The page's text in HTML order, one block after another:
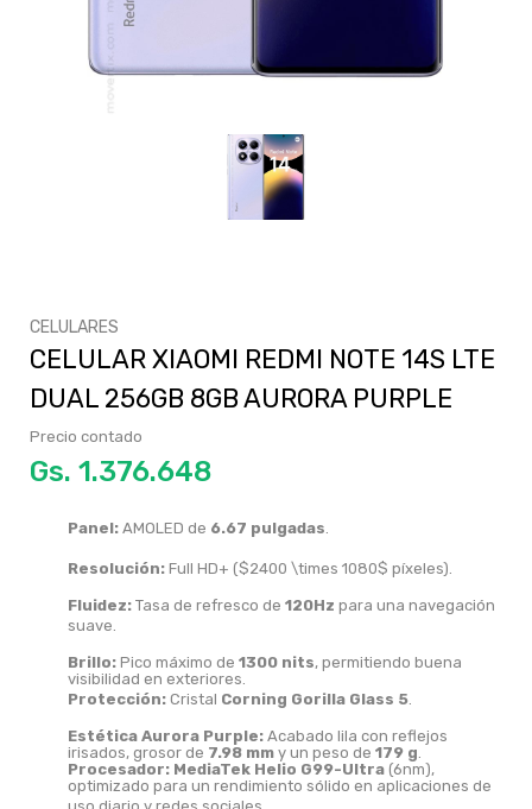
CELULARES
CELULAR XIAOMI REDMI NOTE 14S LTE
DUAL 256GB 8GB AURORA PURPLE
Precio contado
Gs.
Panel: AMOLED de 6.67 pulgadas
Resolución: Full HD+ ($2400 \times 1080$ píxeles).
Fluidez: Tasa de refresco de 120Hz para una navegación
suave.
Brillo: Pico máximo de 1300 nits, permitiendo buena
visibilidad en exteriores.
Protección: Cristal Corning Gorilla Glass 5
Estética Aurora Purple: Acabado lila con reflejos
irisados, grosor de 7.98 mm y un peso de 179 g
Procesador: MediaTek Helio G99-Ultra (6nm),
optimizado para un rendimiento sólido en aplicaciones de